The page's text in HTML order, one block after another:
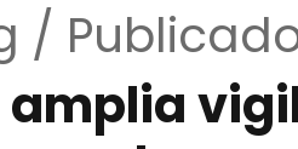
/
amplia